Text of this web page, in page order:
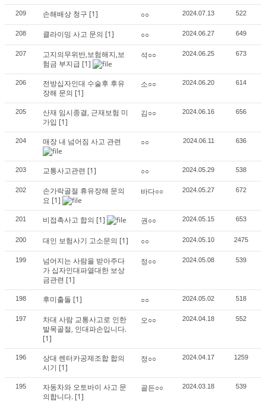
209 손해배상 청구 [1] ○○ 2024.07.13 522
208 클라이밍 사고 문의 [1] ○○ 2024.06.27 649
207
고지의무위반,보험해지,보
험금 부지급 [1]
석○○ 2024.06.25 673
206
전방십자인대 수술후 후유
장해 문의 [1]
소○○ 2024.06.20 614
205
산재 임시종결, 근재보험 미
가입 [1]
김○○ 2024.06.16 656
204 매장 내 넘어짐 사고 관련 ○○ 2024.06.11 636
203 교통사고관련 [1] ○○ 2024.05.29 538
202
손가락골절 휴유장해 문의
요 [1]
바다○○ 2024.05.27 672
201 비접촉사고 합의 [1] 권○○ 2024.05.15 653
200 대인 보험사기 고소문의 [1] ○○ 2024.05.10 2475
199
넘어지는 사람을 받아주다
가 십자인대파열대한 보상
금관련 [1]
정○○ 2024.05.08 539
198 후미출돌 [1] ○○ 2024.05.02 518
197
차대 사람 교통사고로 인한
발목골절, 인대파손입니다.
[1]
오○○ 2024.04.18 552
196
상대 렌터카공제조합 합의
시기 [1]
정○○ 2024.04.17 1259
195
자동차와 오토바이 사고 문
의합니다. [1]
골든○○ 2024.03.18 539